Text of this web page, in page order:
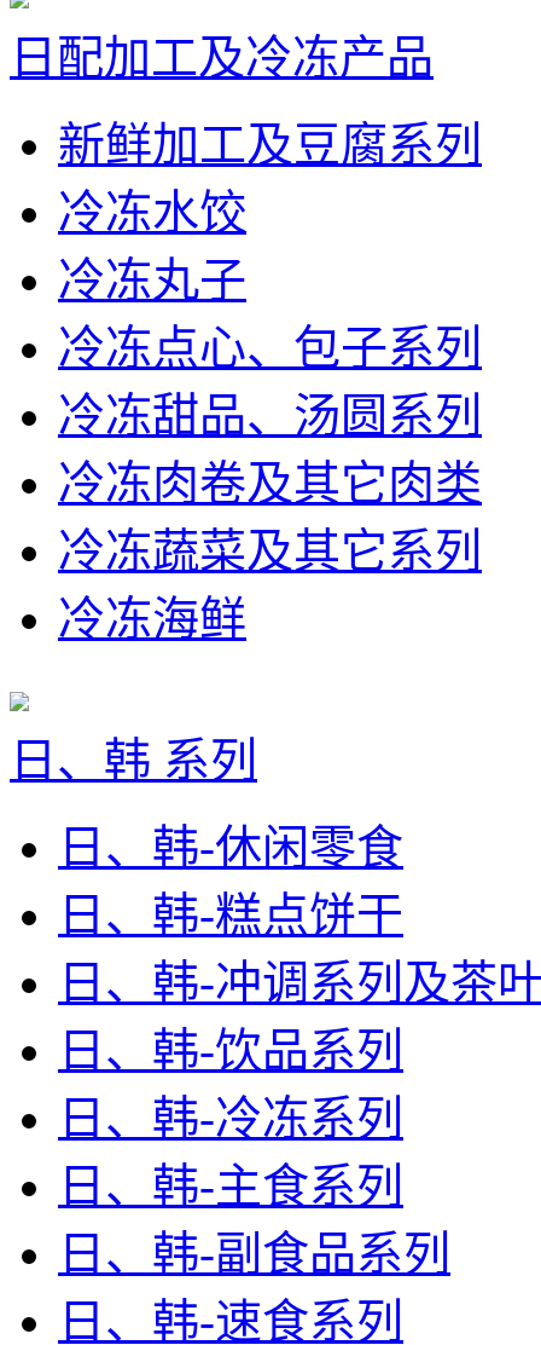
日配加工及冷冻产品
新鲜加工及豆腐系列
冷冻水饺
冷冻丸子
冷冻点心、包子系列
冷冻甜品、汤圆系列
冷冻肉卷及其它肉类
冷冻蔬菜及其它系列
冷冻海鲜
日、韩 系列
日、韩-休闲零食
日、韩-糕点饼干
日、韩-冲调系列及茶
日、韩-饮品系列
日、韩-冷冻系列
日、韩-主食系列
日、韩-副食品系列
日、韩-速食系列